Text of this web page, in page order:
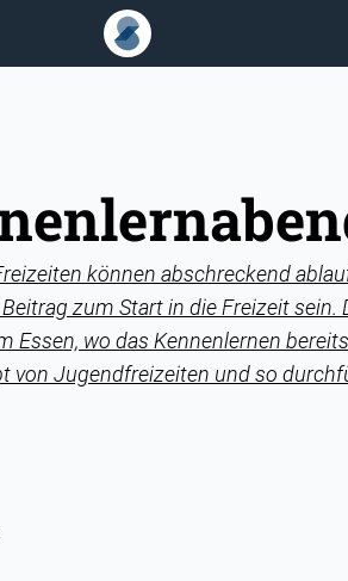
können abschreckend
zum Start in die Freizeit sein.
Essen, wo das Kennenlernen
von Jugendfreizeiten und so